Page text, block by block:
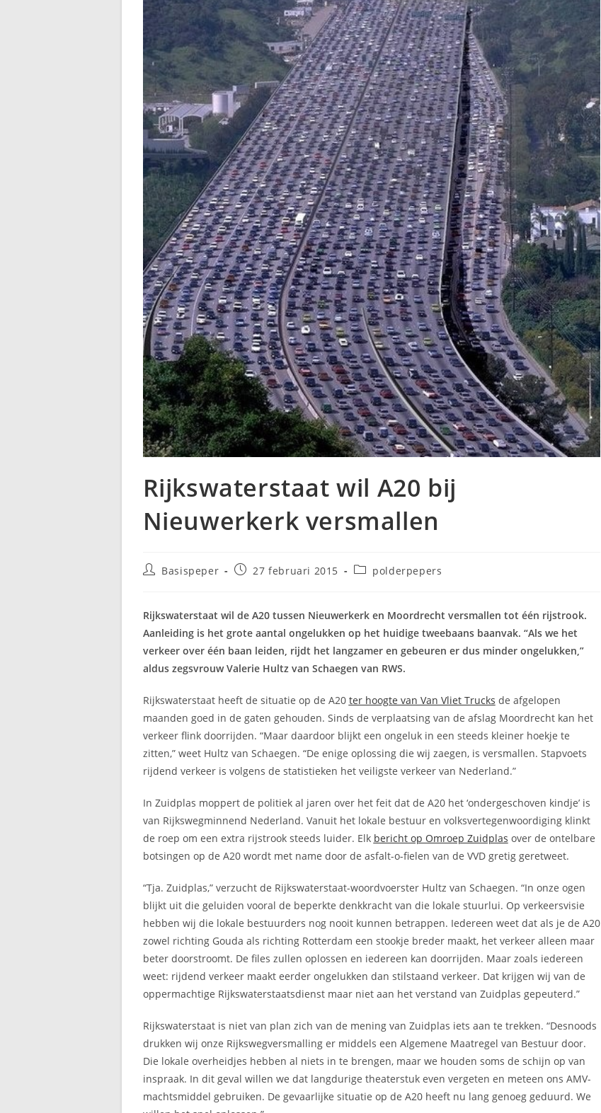
Rijkswaterstaat wil A20 bij
Nieuwerkerk versmallen
BerichtBasispeper
Bericht27 februari 2015 Berichtcategorie:
polderpepers
Rijkswaterstaat wil de A20 tussen Nieuwerkerk en Moordrecht versmallen tot één rijstrook.
Aanleiding is het grote aantal ongelukken op het huidige tweebaans baanvak. “Als we het
verkeer over één baan leiden, rijdt het langzamer en gebeuren er dus minder ongelukken,”
aldus zegsvrouw Valerie Hultz van Schaegen van RWS.
Rijkswaterstaat heeft de situatie op de A20 ter hoogte van Van Vliet Trucks de afgelopen
maanden goed in de gaten gehouden. Sinds de verplaatsing van de afslag Moordrecht kan het
verkeer flink doorrijden. “Maar daardoor blijkt een ongeluk in een steeds kleiner hoekje te
zitten,” weet Hultz van Schaegen. “De enige oplossing die wij zaegen, is versmallen. Stapvoets
rijdend verkeer is volgens de statistieken het veiligste verkeer van Nederland.”
In Zuidplas moppert de politiek al jaren over het feit dat de A20 het ‘ondergeschoven kindje’ is
van Rijkswegminnend Nederland. Vanuit het lokale bestuur en volksvertegenwoordiging klinkt
de roep om een extra rijstrook steeds luider. Elk bericht op Omroep Zuidplas over de ontelbare
botsingen op de A20 wordt met name door de asfalt-o-fielen van de VVD gretig geretweet.
“Tja. Zuidplas,” verzucht de Rijkswaterstaat-woordvoerster Hultz van Schaegen. “In onze ogen
blijkt uit die geluiden vooral de beperkte denkkracht van die lokale stuurlui. Op verkeersvisie
hebben wij die lokale bestuurders nog nooit kunnen betrappen. Iedereen weet dat als je de A20
zowel richting Gouda als richting Rotterdam een stookje breder maakt, het verkeer alleen maar
beter doorstroomt. De files zullen oplossen en iedereen kan doorrijden. Maar zoals iedereen
weet: rijdend verkeer maakt eerder ongelukken dan stilstaand verkeer. Dat krijgen wij van de
oppermachtige Rijkswaterstaatsdienst maar niet aan het verstand van Zuidplas gepeuterd.”
Rijkswaterstaat is niet van plan zich van de mening van Zuidplas iets aan te trekken. “Desnoods
drukken wij onze Rijkswegversmalling er middels een Algemene Maatregel van Bestuur door.
Die lokale overheidjes hebben al niets in te brengen, maar we houden soms de schijn op van
inspraak. In dit geval willen we dat langdurige theaterstuk even vergeten en meteen ons AMV-
machtsmiddel gebruiken. De gevaarlijke situatie op de A20 heeft nu lang genoeg geduurd. We